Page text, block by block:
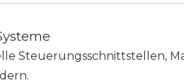
Steuerungsschnittstellen,